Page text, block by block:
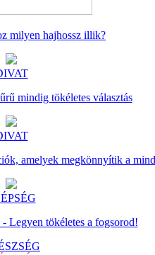
milyen hajhossz illik?
mindig tökéletes választás
amelyek megkönnyítik a
Legyen tökéletes a fogsorod!